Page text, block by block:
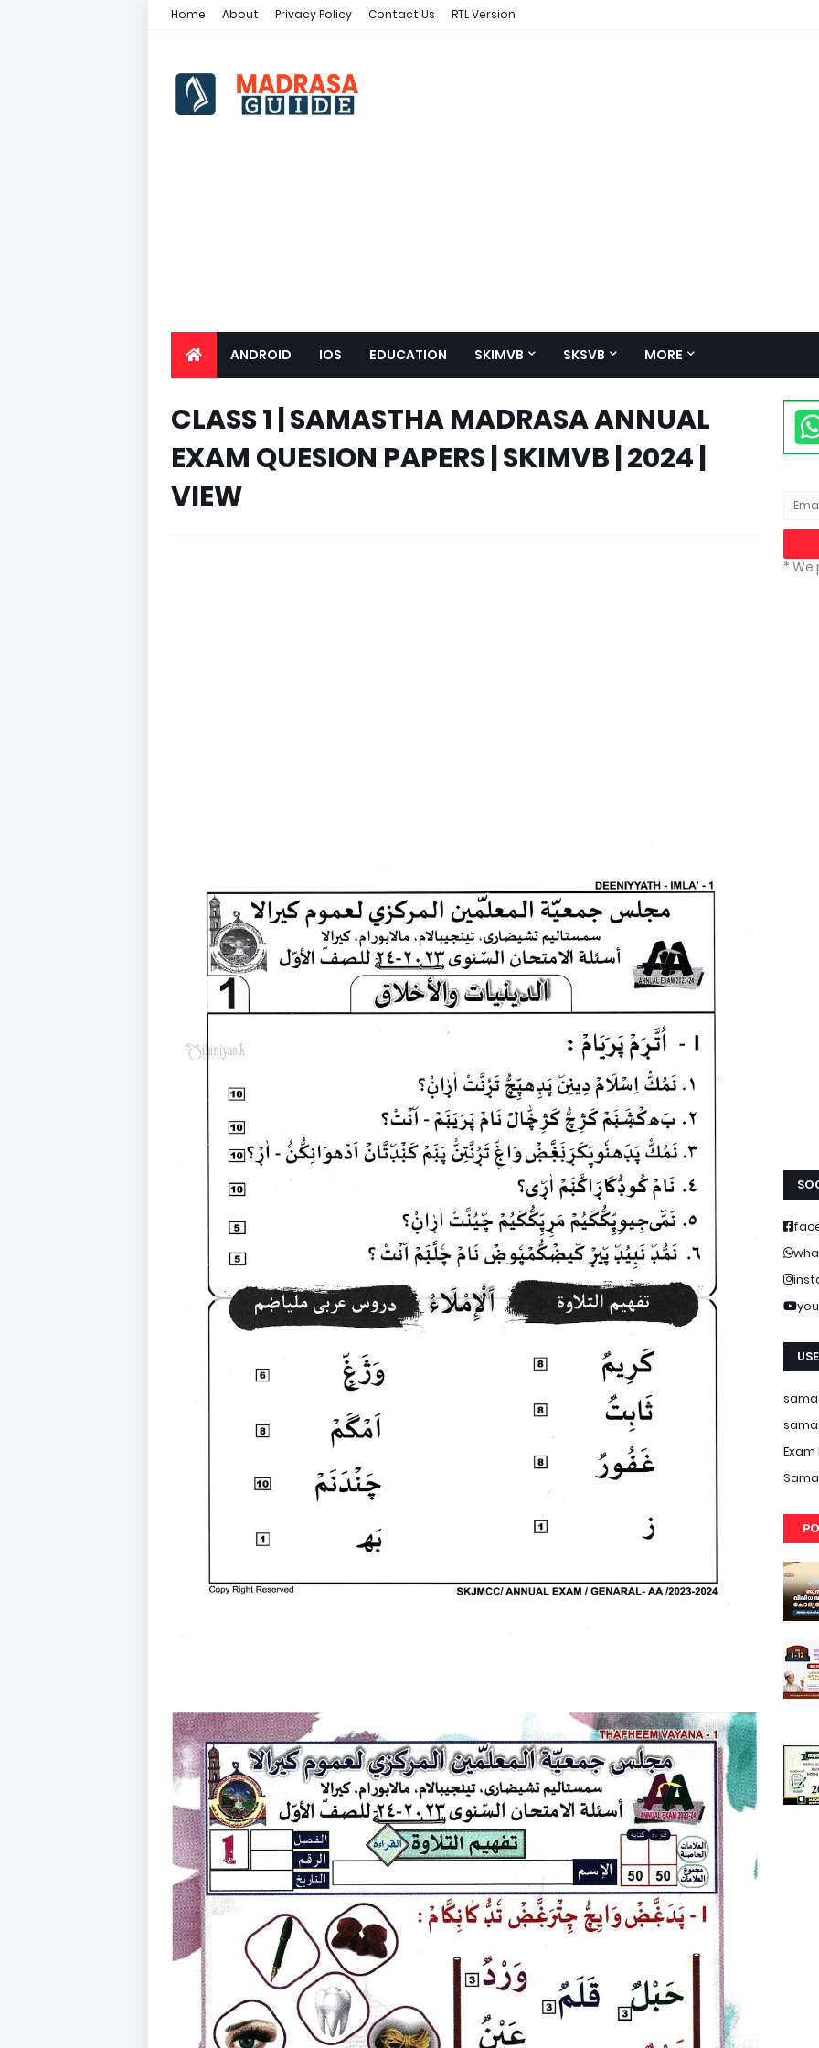
Home About Privacy Policy Contact Us RTL Version
ANDROID IOS EDUCATION SKIMVB SKSVB MORE
CLASS 1 | SAMASTHA MADRASA ANNUAL
EXAM QUESION PAPERS | SKIMVB | 2024 |
VIEW
*
Exam